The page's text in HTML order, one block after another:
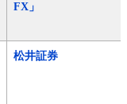
FX」
松井証券